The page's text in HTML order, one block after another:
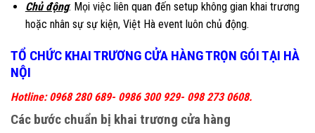
Chủ động: Mọi việc liên quan đến setup không gian khai trương
hoặc nhân sự sự kiện, Việt Hà event luôn chủ động.
TỔ CHỨC KHAI TRƯƠNG CỬA HÀNG TRỌN GÓI TẠI HÀ
NỘI
Hotline: 0968 280 689- 0986 300 929- 098 273 0608.
Các bước chuẩn bị khai trương cửa hàng